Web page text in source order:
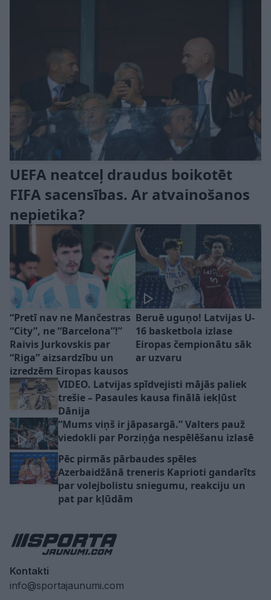
UEFA neatceļ draudus boikotēt
FIFA sacensības. Ar atvainošanos
nepietika?
“Pretī nav ne Mančestras
“City”, ne “Barcelona”!”
Raivis Jurkovskis par
“Riga” aizsardzību un
izredzēm Eiropas kausos
Beruē uguņo! Latvijas U-
16 basketbola izlase
Eiropas čempionātu sāk
ar uzvaru
VIDEO. Latvijas spīdvejisti mājās paliek
trešie – Pasaules kausa finālā iekļūst
Dānija
“Mums viņš ir jāpasargā.” Valters pauž
viedokli par Porziņģa nespēlēšanu izlasē
Pēc pirmās pārbaudes spēles
Azerbaidžānā treneris Kaprioti gandarīts
par volejbolistu sniegumu, reakciju un
pat par kļūdām
Kontakti
info@sportajaunumi.com